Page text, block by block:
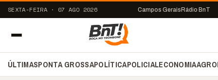
SEXTA-FEIRA · 07 AGO 2026 Campos Gerais Rádio BnT
ÚLTIMASPONTA GROSSAPOLÍTICAPOLICIALECONOMIA